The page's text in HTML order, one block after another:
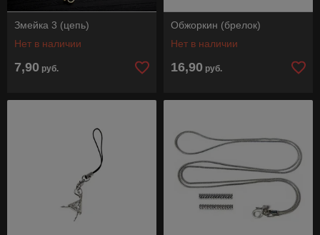
Змейка 3 (цепь)
Нет в наличии
7,90 руб.
Обжоркин (брелок)
Нет в наличии
16,90 руб.